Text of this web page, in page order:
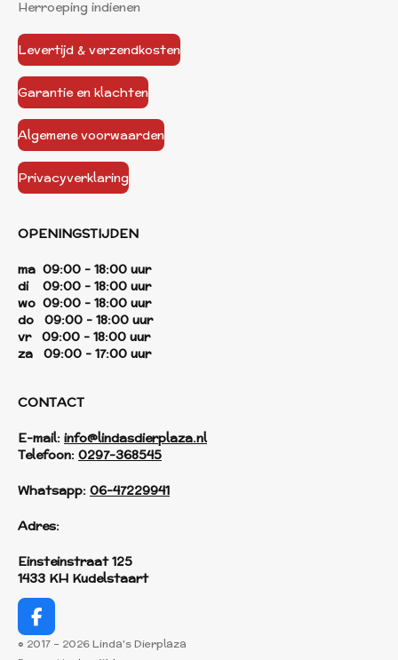
Herroeping indienen
Levertijd & verzendkosten
Garantie en klachten
Algemene voorwaarden
Privacyverklaring
OPENINGSTIJDEN
ma 09:00 - 18:00 uur
di 09:00 - 18:00 uur
wo 09:00 - 18:00 uur
do 09:00 - 18:00 uur
vr 09:00 - 18:00 uur
za 09:00 - 17:00 uur
CONTACT
E-mail: info@lindasdierplaza.nl
Telefoon: 0297-368545
Whatsapp: 06-47229941
Adres:
Einsteinstraat 125
1433 KH Kudelstaart
F
a
© 2017 - 2026 Linda's Dierplaza